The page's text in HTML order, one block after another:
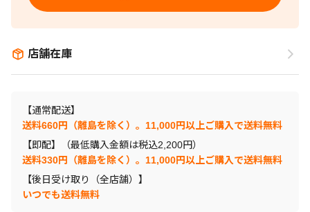
店舗在庫
【通常配送】
送料660円（離島を除く）。11,000円以上ご購入で送料無料
【即配】（最低購入金額は税込2,200円）
送料330円（離島を除く）。11,000円以上ご購入で送料無料
【後日受け取り（全店舗）】
いつでも送料無料